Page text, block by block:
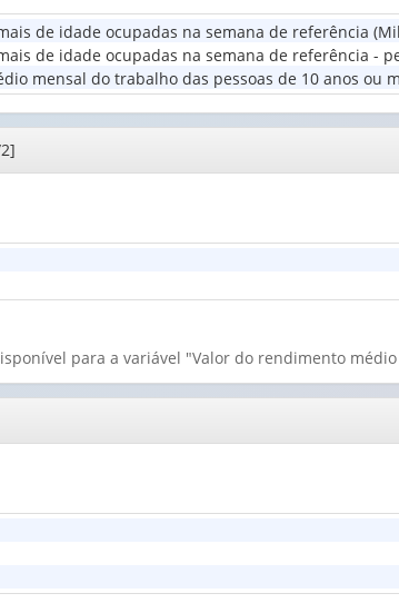
Unidade
Territorial
(1)
de
de idade ocupadas na semana de referência
de idade ocupadas na semana de referência -
mensal do trabalho das pessoas de 10 anos ou
para a variável "Valor do rendimento